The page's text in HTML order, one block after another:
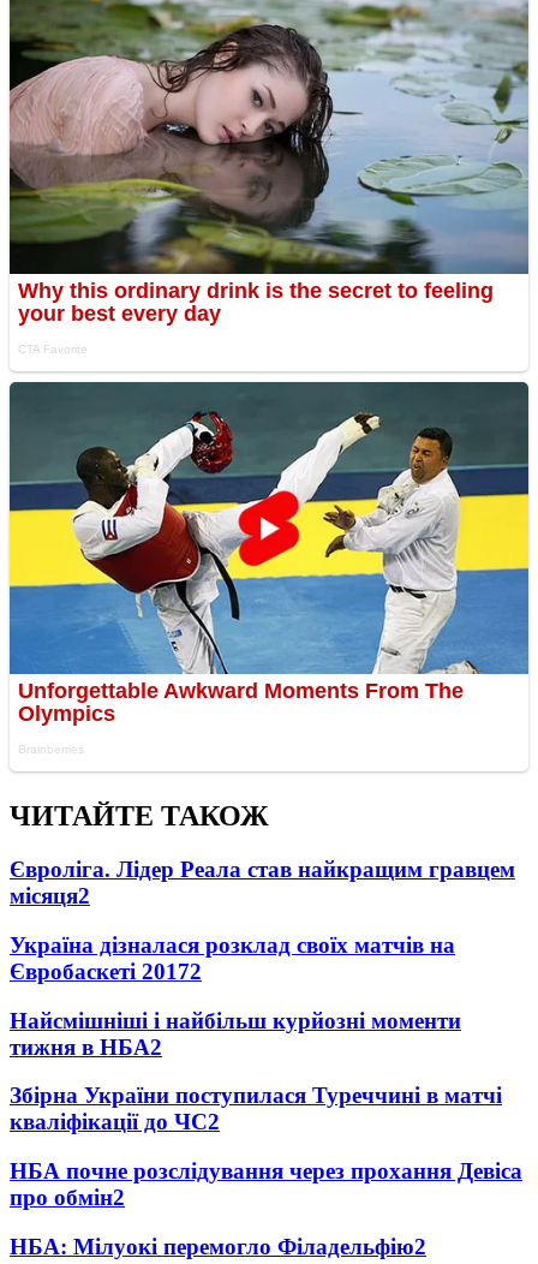
ЧИТАЙТЕ ТАКОЖ
Євроліга. Лідер Реала став найкращим гравцем
місяця2
Україна дізналася розклад своїх матчів на
Євробаскеті 20172
Найсмішніші і найбільш курйозні моменти
тижня в НБА2
Збірна України поступилася Туреччині в матчі
кваліфікації до ЧС2
НБА почне розслідування через прохання Девіса
про обмін2
НБА: Мілуокі перемогло Філадельфію2